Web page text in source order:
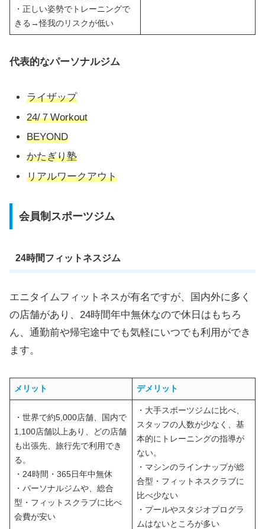
・正しい姿勢でトレーニングで
きる→怪我のリスクが低い
代表的なパーソナルジム
ライザップ
24/７Workout
BEYOND
かたぎり塾
リアルワークアウト
会員制スポーツジム
24時間フィットネスジム
エニタイムフィットネスが有名ですが、国内外に多く
の店舗があり、24時間年中無休なので休日はもちろ
ん、通勤前や帰宅途中でも気軽にいつでも利用ができ
ます。
メリット デメリット
・世界で約5,000店舗、国内で
1,100店舗以上あり、どの店舗
も出張先、旅行先で利用でき
る。
・24時間・365日年中無休
・パーソナルジムや、総合
型・フィットスクラブに比べ
会費が安い
・大手スポーツジムに比べ、
スタッフの人数が少なく、基
本的にトレーニングの指導が
ない。
・マシンのラインナップが総
合型・フィットネスクラブに
比べ少ない
・プールやスタジオプログラ
ムはないところが多い